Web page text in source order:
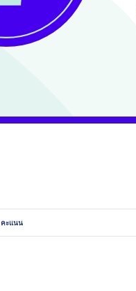
คะแนน